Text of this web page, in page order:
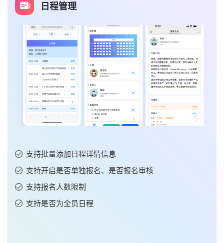
588阅读
586阅读
快会务完善且细致的功能，满足你活动所需